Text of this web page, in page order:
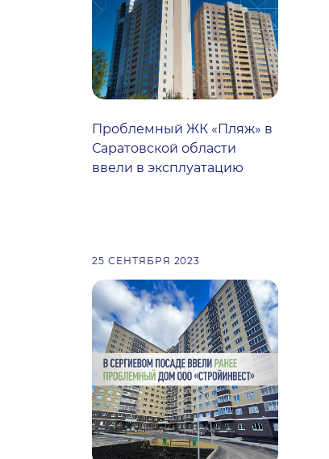
Проблемный ЖК «Пляж» в
Саратовской области
ввели в эксплуатацию
25 СЕНТЯБРЯ 2023